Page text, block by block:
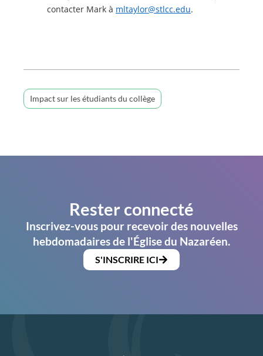
contacter Mark à mltaylor@stlcc.edu.
Impact sur les étudiants du collège
Rester connecté
Inscrivez-vous pour recevoir des nouvelles
hebdomadaires de l'Église du Nazaréen.
S'INSCRIRE ICI